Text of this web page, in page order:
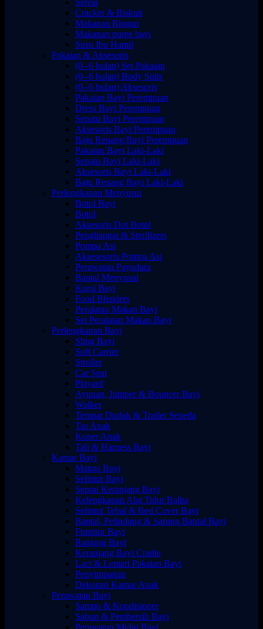
Sereal
Cracker & Biskuit
Makanan Ringan
Makanan puree bayi
Susu Ibu Hamil
Pakaian & Aksesoris
(0--6 bulan) Set Pakaian
(0--6 bulan) Body Suits
(0--6 bulan) Aksesoris
Pakaian Bayi Perempuan
Dress Bayi Perempuan
Sepatu Bayi Perempuan
Aksesoris Bayi Perempuan
Baju Renang Bayi Perempuan
Pakaian Bayi Laki-Laki
Sepatu Bayi Laki-Laki
Aksesoris Bayi Laki-Laki
Baju Renang Bayi Laki-Laki
Perlengkapan Menyusui
Botol Bayi
Botol
Aksesoris Dot Botol
Penghangat & Sterilizers
Pompa Asi
Aksesesoris Pompa Asi
Perawatan Payudara
Bantal Menyusui
Kursi Bayi
Food Blenders
Peralatan Makan Bayi
Set Peralatan Makan Bayi
Perlengkapan Bayi
Sling Bayi
Soft Carrier
Stroller
Car Seat
Playard
Ayunan, Jumper & Bouncer Bayi
Walker
Tempat Duduk & Trailer Sepeda
Tas Anak
Koper Anak
Tali & Harness Bayi
Kamar Bayi
Matras Bayi
Selimut Bayi
Seprai Keranjang Bayi
Kelengkapan Alat Tidur Balita
Selimut Tebal & Bed Cover Bayi
Bantal, Pelindung & Sarung Bantal Bayi
Furnitur Bayi
Ranjang Bayi
Keranjang Bayi Cradle
Laci & Lemari Pakaian Bayi
Penyimpanan
Dekorasi Kamar Anak
Perawatan Bayi
Sampo & Kondisioner
Sabun & Pembersih Bayi
Perawatan Mulut Bayi